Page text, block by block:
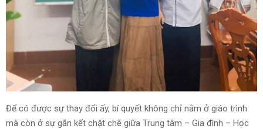
Để có được sự thay đổi ấy, bí quyết không chỉ nằm ở giáo trình
mà còn ở sự gắn kết chặt chẽ giữa Trung tâm – Gia đình – Học